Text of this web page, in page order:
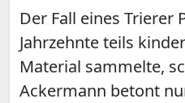
Der Fall eines Trierer
Jahrzehnte teils
Material sammelte,
Ackermann betont